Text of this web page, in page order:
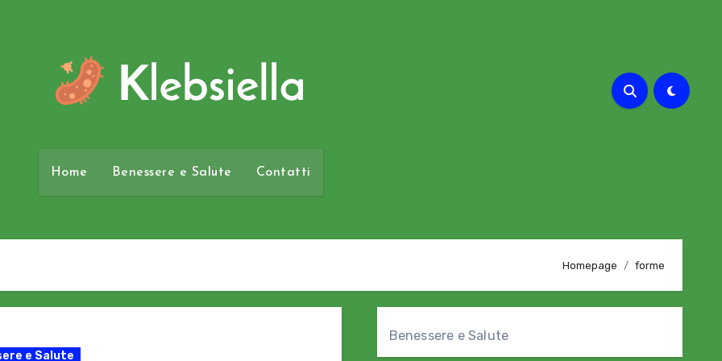
Home Benessere e Salute Contatti
Homepage forme
e Salute
Benessere e Salute